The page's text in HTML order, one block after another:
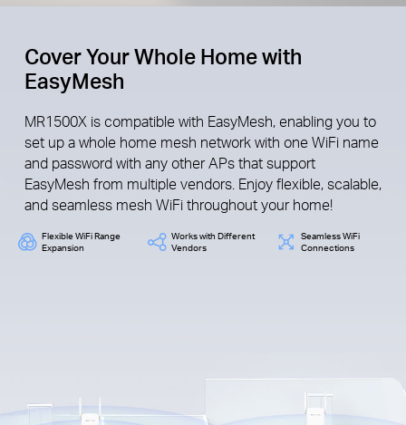
Cover Your Whole Home with
EasyMesh
MR1500X is compatible with EasyMesh, enabling you to
set up a whole home mesh network with one WiFi name
and password with any other APs that support
EasyMesh from multiple vendors. Enjoy flexible, scalable,
and seamless mesh WiFi throughout your home!
Flexible WiFi Range
Expansion
Works with Different
Vendors
Seamless WiFi
Connections